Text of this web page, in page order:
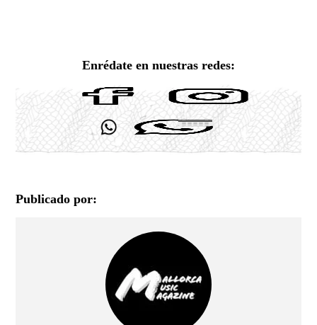
Enrédate en nuestras redes:
Publicado por: